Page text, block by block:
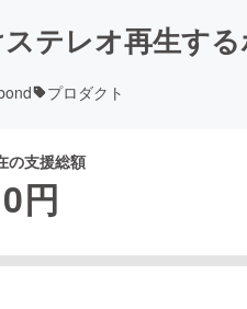
テレオ再生す
プロダクト
の支援総額
0円